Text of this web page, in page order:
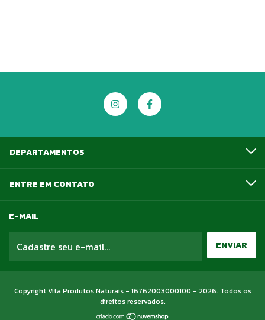
DEPARTAMENTOS
ENTRE EM CONTATO
E-MAIL
Copyright Vita Produtos Naturais - 16762003000100 - 2026. Todos os
direitos reservados.